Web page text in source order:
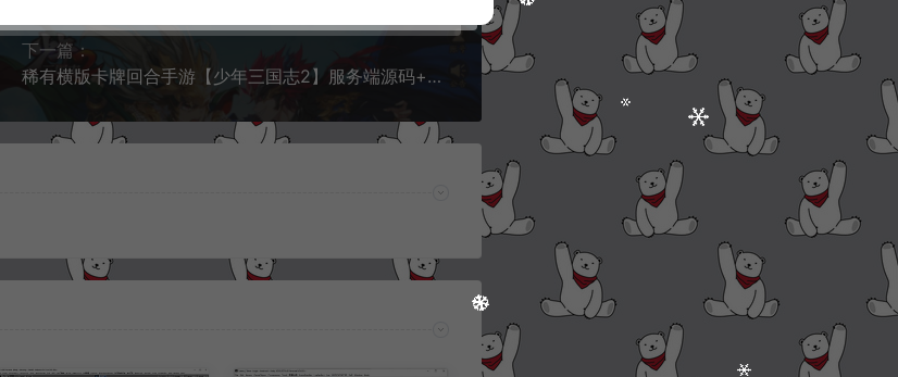
下一篇：
稀有横版卡牌回合手游【少年三国志2】服务端源码+后台源码